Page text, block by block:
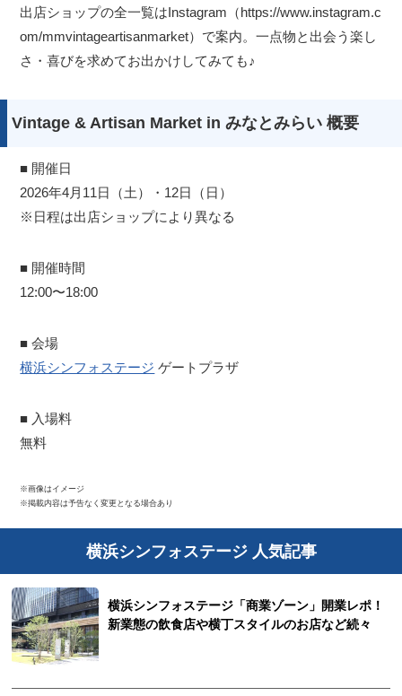
出店ショップの全一覧はInstagram（https://www.instagram.c
om/mmvintageartisanmarket）で案内。一点物と出会う楽し
さ・喜びを求めてお出かけしてみても♪
Vintage & Artisan Market in みなとみらい 概要
■ 開催日
2026年4月11日（土）・12日（日）
※日程は出店ショップにより異なる
■ 開催時間
12:00〜18:00
■ 会場
横浜シンフォステージ ゲートプラザ
■ 入場料
無料
※画像はイメージ
※掲載内容は予告なく変更となる場合あり
横浜シンフォステージ 人気記事
横浜シンフォステージ「商業ゾーン」開業レポ！
新業態の飲食店や横丁スタイルのお店など続々